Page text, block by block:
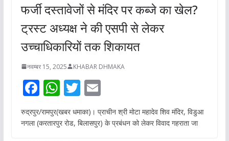
फर्जी दस्तावेजों से मंदिर पर कब्जे का खेल?
ट्रस्ट अध्यक्ष ने की एसपी से लेकर
उच्चाधिकारियों तक शिकायत
नवम्बर 15, 2025 KHABAR DHMAKA
F
ac
e
W
h
at
T
w
itt
E
m
ai
रुद्रपुर/रामपुर(खबर धमाका)। प्राचीन श्री मोटा महादेव शिव मंदिर, विडुआ
नगला (करतारपुर रोड, बिलासपुर) के प्रबंधन को लेकर विवाद गहराता जा